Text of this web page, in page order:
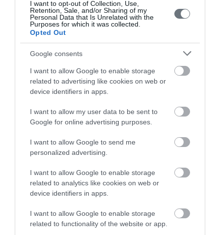
I want to opt-out of Collection, Use,
Retention, Sale, and/or Sharing of my
Personal Data that Is Unrelated with the
Purposes for which it was collected.
Opted Out
Google consents
I want to allow Google to enable storage
related to advertising like cookies on web or
device identifiers in apps.
I want to allow my user data to be sent to
Google for online advertising purposes.
I want to allow Google to send me
personalized advertising.
I want to allow Google to enable storage
related to analytics like cookies on web or
device identifiers in apps.
I want to allow Google to enable storage
related to functionality of the website or app.
ομιλίες. Αξίζει να αναφερθεί ότι έως τότε στο ΛΗΤΩ είχαν
ήδη πραγματοποιηθεί περισσότεροι από 200 τοκετοί στο
Παράλληλα, με τη συμπλήρωση 48 χρόνων παροχής
υπηρεσιών υγείας στην Ελλάδα, το ΛΗΤΩ επισφραγίζει τη
σχέση εμπιστοσύνης και τη συνεχή προσπάθεια για
βελτίωση των υπηρεσιών του με το νέο λογότυπο,
Το Νοέμβριο, ο Όμιλος Hellenic Healthcare Group αποκτά
το πλειοψηφικό πακέτο των μετοχών του ΥΓΕΙΑ και με την
των θυγατρικών του Ομίλου ΥΓΕΙΑ: τις κλινικές ΥΓΕΙΑ,
ΜΗΤΕΡΑ και ΛΗΤΩ, την εταιρεία Y – LOGIMED και το A-
Το ΛΗΤΩ βραβεύεται από το Κέντρο Υγείας και
Πρόληψης Νοσημάτων (ΚΕΕΛΠΝΟ) του Υπουργείου